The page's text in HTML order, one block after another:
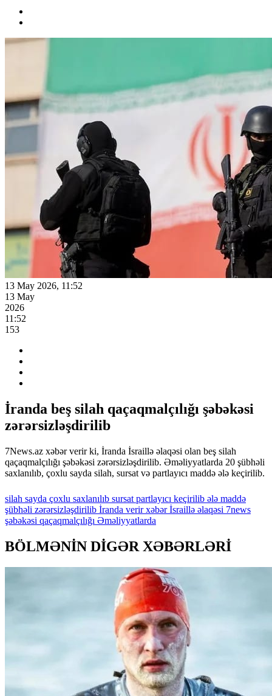
13 May 2026, 11:52
13 May
2026
11:52
153
İranda beş silah qaçaqmalçılığı şəbəkəsi
zərərsizləşdirilib
7News.az xəbər verir ki, İranda İsraillə əlaqəsi olan beş silah
qaçaqmalçılığı şəbəkəsi zərərsizləşdirilib. Əməliyyatlarda 20 şübhəli
saxlanılıb, çoxlu sayda silah, sursat və partlayıcı maddə ələ keçirilib.
silah sayda çoxlu saxlanılıb sursat partlayıcı keçirilib ələ maddə
şübhəli zərərsizləşdirilib İranda verirxəbərİsraillə əlaqəsi 7news
şəbəkəsi qaçaqmalçılığı Əməliyyatlarda
BÖLMƏNİN DİGƏR XƏBƏRLƏRİ